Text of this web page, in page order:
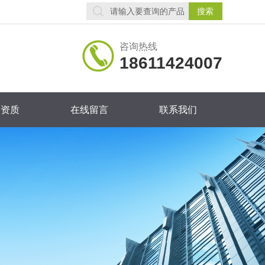
咨询热线
18611424007
质 在线留言 联系我们